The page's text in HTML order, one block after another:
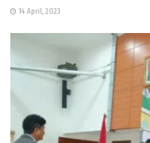
14 April, 2023